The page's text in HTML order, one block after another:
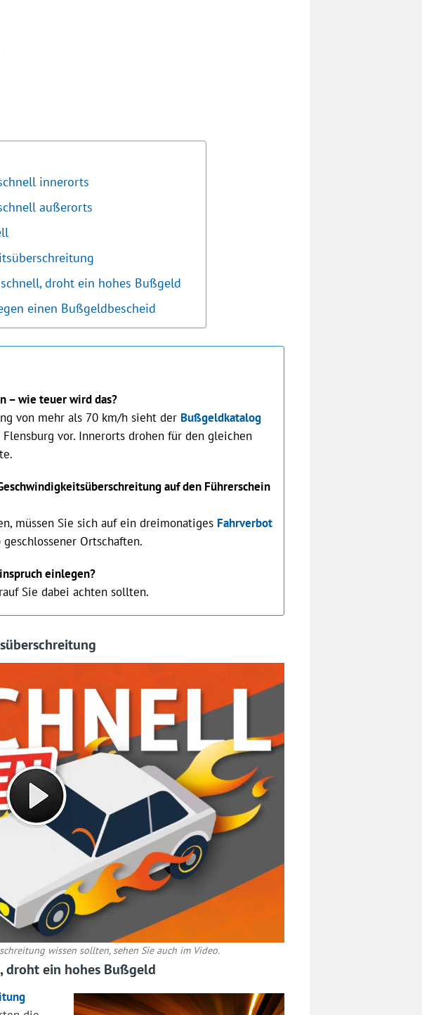
innerorts
außerorts
droht ein hohes Bußgeld
einen Bußgeldbescheid
– wie teuer wird das?
von mehr als 70 km/h sieht der Bußgeldkatalog
vor. Innerorts drohen für den gleichen
auf den Füh‌rerschein
müssen Sie sich auf ein dreimonatiges Fahrverbot
Ortschaften.
einlegen?
Sie dabei achten sollten.
wissen sollten, sehen Sie auch im Video.
droht ein hohes Bußgeld